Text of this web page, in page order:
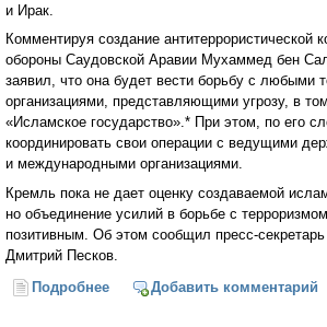
и Ирак.
Комментируя создание антитеррористической
обороны Саудовской Аравии Мухаммед бен
заявил, что она будет вести борьбу с любыми
организациями, представляющими угрозу, в
«Исламское государство».* При этом, по его
координировать свои операции с ведущими
и международными организациями.
Кремль пока не дает оценку создаваемой
но объединение усилий в борьбе с
позитивным. Об этом сообщил пресс-
Дмитрий Песков.
Подробнее о Война в Сирии: операция
Добавить комментарий